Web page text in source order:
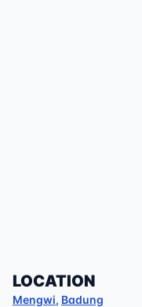
LOCATION
Mengwi, Badung